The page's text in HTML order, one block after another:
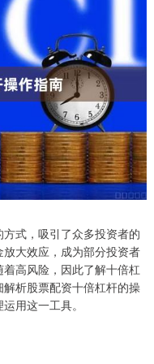
式，吸引了众多投资者的
大效应，成为部分投资者
高风险，因此了解十倍杠
析股票配资十倍杠杆的操
用这一工具。